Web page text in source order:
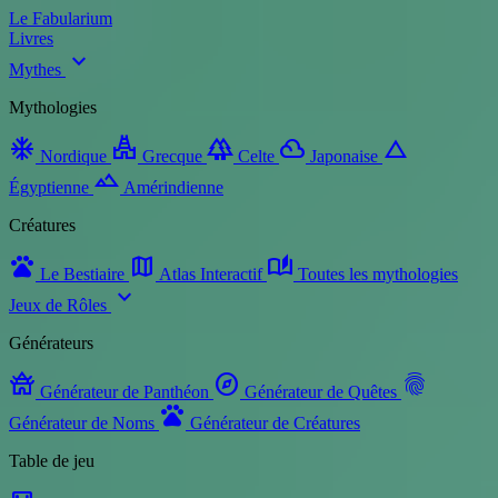
Le Fabularium
Livres
Mythes expand_more
Mythologies
ac_unit Nordique temple_hindu Grecque forest Celte filter_drama Japonaise change_history
Égyptienne landscape Amérindienne
Créatures
pets Le Bestiaire map Atlas Interactif auto_stories Toutes les mythologies
Jeux de Rôles expand_more
Générateurs
temple_buddhist Générateur de Panthéon explore Générateur de Quêtes fingerprint
Générateur de Noms pets Générateur de Créatures
Table de jeu